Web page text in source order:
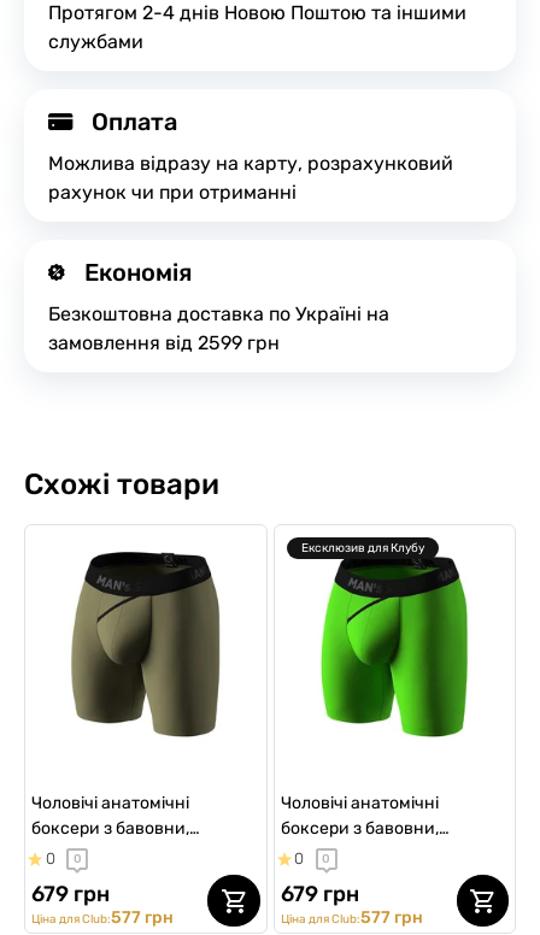
Протягом 2-4 днів Новою Поштою та іншими
службами
Оплата
Можлива відразу на карту, розрахунковий
рахунок чи при отриманні
Економія
Безкоштовна доставка по Україні на
замовлення від 2599 грн
Схожі товари
Чоловічі анатомічні
боксери з бавовни,
Anatomic Long 2.0, Black
Series, світлий хакі
0 0
679 грн
Ціна для Club:577 грн
Ексклюзив для Клубу
Чоловічі анатомічні
боксери з бавовни,
Anatomic Long 2.0, Black
Series, салатовий
0 0
679 грн
Ціна для Club:577 грн